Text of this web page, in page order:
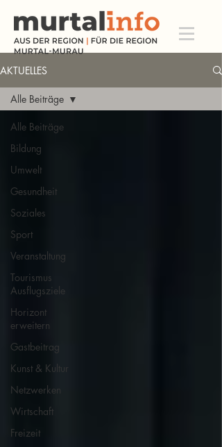
AKTUELLES
Alle Beiträge
Bildung
Umwelt
Gesundheit
Soziales
Sport
Veranstaltung
Tourismus
Ausflugsziele
Horizont
erweitern
Gastbeitrag
Kunst & Kultur
Netzwerken
Wirtschaft
Freizeit
Alle Beiträge